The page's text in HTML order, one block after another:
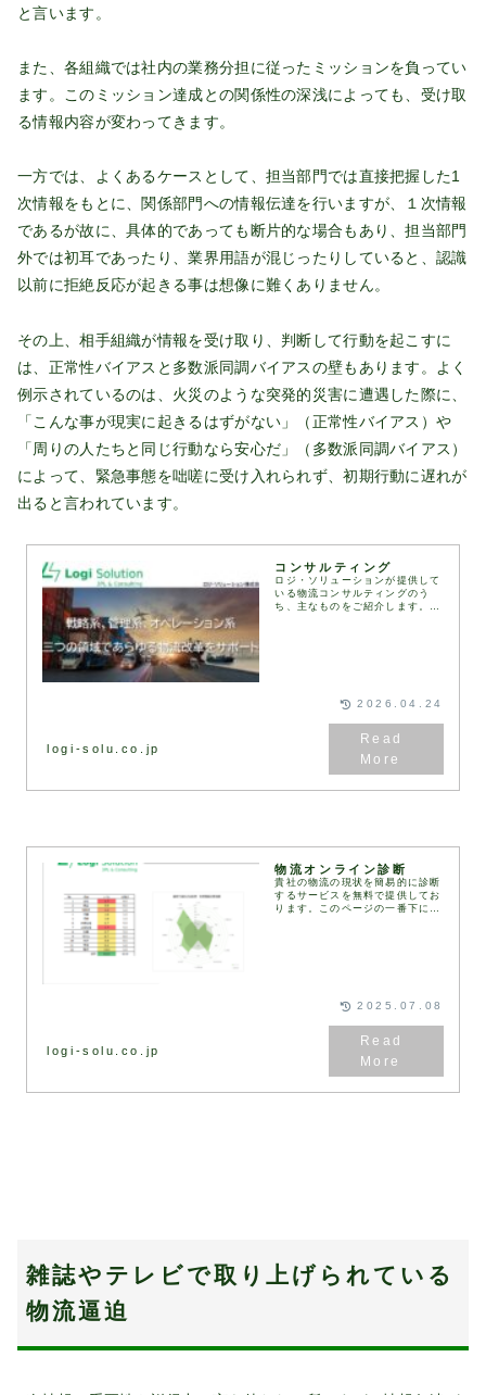
と言います。
また、各組織では社内の業務分担に従ったミッションを負ってい
ます。このミッション達成との関係性の深浅によっても、受け取
る情報内容が変わってきます。
一方では、よくあるケースとして、担当部門では直接把握した1
次情報をもとに、関係部門への情報伝達を行いますが、１次情報
であるが故に、具体的であっても断片的な場合もあり、担当部門
外では初耳であったり、業界用語が混じったりしていると、認識
以前に拒絶反応が起きる事は想像に難くありません。
その上、相手組織が情報を受け取り、判断して行動を起こすに
は、正常性バイアスと多数派同調バイアスの壁もあります。よく
例示されているのは、火災のような突発的災害に遭遇した際に、
「こんな事が現実に起きるはずがない」（正常性バイアス）や
「周りの人たちと同じ行動なら安心だ」（多数派同調バイアス）
によって、緊急事態を咄嗟に受け入れられず、初期行動に遅れが
出ると言われています。
コンサルティング
ロジ・ソリューションが提供して
いる物流コンサルティングのう
ち、主なものをご紹介します。お
logi-solu.co.jp
2026.04.24
物流オンライン診断
貴社の物流の現状を簡易的に診断
するサービスを無料で提供してお
ります。このページの一番下にあ
logi-solu.co.jp
2025.07.08
雑誌やテレビで取り上げられている
物流逼迫